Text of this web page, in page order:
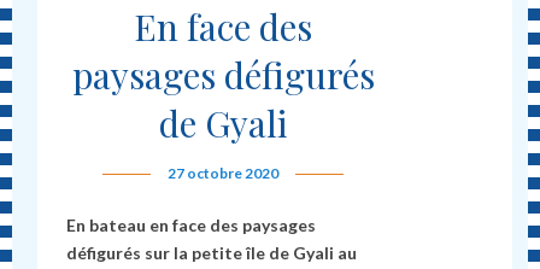
En face des
paysages défigurés
de Gyali
27 octobre 2020
En bateau en face des paysages
défigurés sur la petite île de Gyali au